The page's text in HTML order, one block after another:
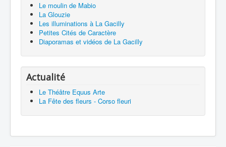
Le moulin de Mabio
La Glouzie
Les illuminations à La Gacilly
Petites Cités de Caractère
Diaporamas et vidéos de La Gacilly
Actualité
Le Théâtre Equus Arte
La Fête des fleurs - Corso fleuri